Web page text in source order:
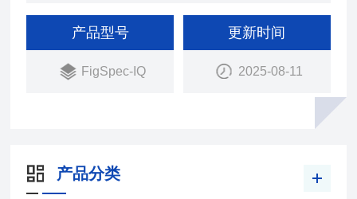
空间分辨率高达1920*1920，光谱通道数量高达1200
通过5寸触摸屏显示和操作，分辨率1280*720
产品型号
FigSpec-IQ
更新时间
2025-08-11
产品分类